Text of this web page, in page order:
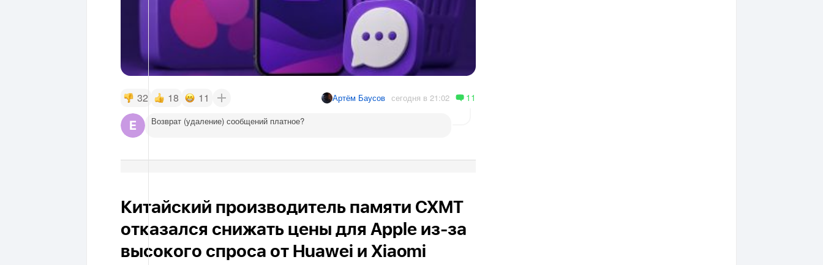
32 18 11 Артём Баусов сегодня в 21:02 11
Возврат (удаление) сообщений платное?
Китайский производитель памяти CXMT
отказался снижать цены для Apple из-за
высокого спроса от Huawei и Xiaomi